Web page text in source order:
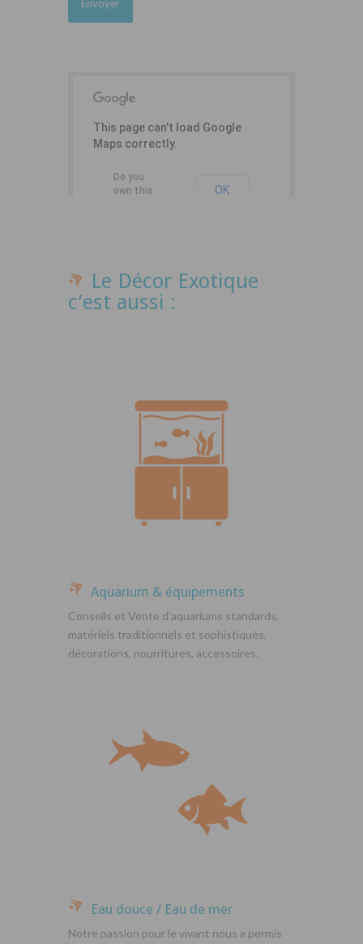
This page can't load Google
Maps correctly.
Do you
own this
OK
Le Décor Exotique
c’est aussi :
Aquarium & équipements
Conseils et Vente d’aquariums standards,
matériels traditionnels et sophistiqués,
décorations, nourritures, accessoires.
Eau douce / Eau de mer
Notre passion pour le vivant nous a permis